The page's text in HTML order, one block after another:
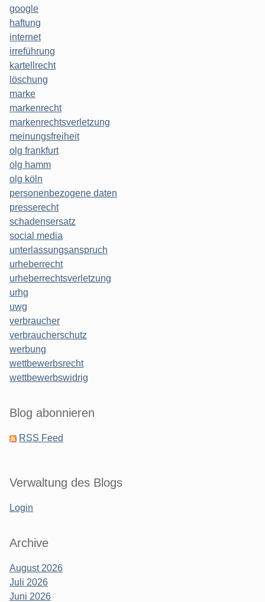
google
haftung
internet
irreführung
kartellrecht
löschung
marke
markenrecht
markenrechtsverletzung
meinungsfreiheit
olg frankfurt
olg hamm
olg köln
personenbezogene daten
presserecht
schadensersatz
social media
unterlassungsanspruch
urheberrecht
urheberrechtsverletzung
urhg
uwg
verbraucher
verbraucherschutz
werbung
wettbewerbsrecht
wettbewerbswidrig
Blog abonnieren
RSS Feed
Verwaltung des Blogs
Login
Archive
August 2026
Juli 2026
Juni 2026